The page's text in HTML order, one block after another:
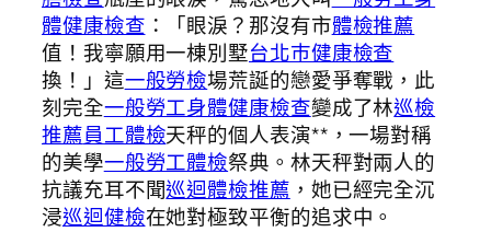
體健康檢查 ：「眼淚？那沒有市體檢推薦
值！我寧願用一棟別墅台北巿健康檢查
換！」這一般勞檢場荒誕的戀愛爭奪戰，此
刻完全一般勞工身體健康檢查變成了林巡檢
推薦員工體檢天秤的個人表演**，一場對稱
的美學一般勞工體檢祭典。林天秤對兩人的
抗議充耳不聞巡迴體檢推薦 ，她已經完全沉
浸巡迴健檢在她對極致平衡的追求中。